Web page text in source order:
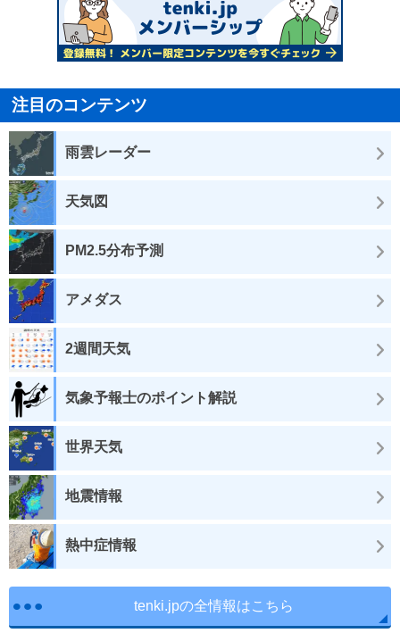
注目のコンテンツ
雨雲レーダー
天気図
PM2.5分布予測
アメダス
2週間天気
気象予報士のポイント解説
世界天気
地震情報
熱中症情報
tenki.jpの全情報はこちら